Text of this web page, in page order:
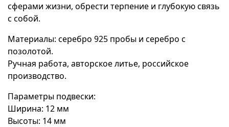
сферами жизни, обрести терпение и глубокую связь
с собой.
Материалы: серебро 925 пробы и серебро с
позолотой.
Ручная работа, авторское литье, российское
производство.
Параметры подвески:
Ширина: 12 мм
Высоты: 14 мм